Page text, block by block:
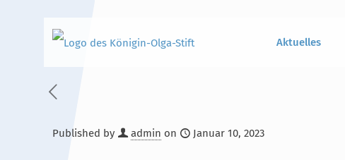
Hauptinhalt Alt + Shift + H
Aktuelles
Published by admin on Januar 10, 2023